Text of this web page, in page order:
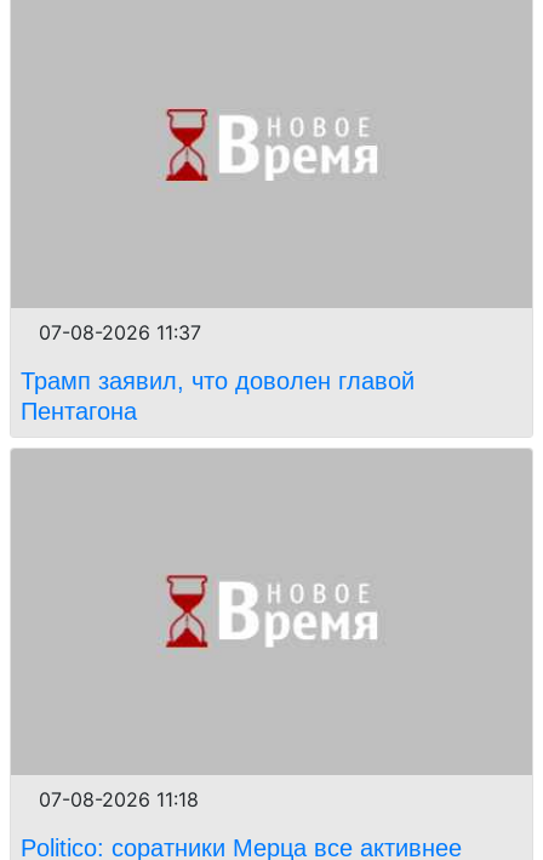
07-08-2026 11:37
Трамп заявил, что доволен главой
Пентагона
07-08-2026 11:18
Politico: соратники Мерца все активнее